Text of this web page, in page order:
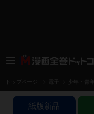
トップページ 少年・青年
紙版新品